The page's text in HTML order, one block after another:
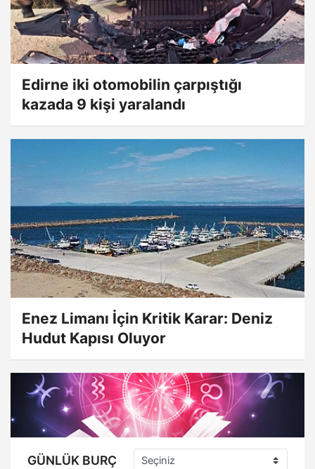
Edirne iki otomobilin çarpıştığı
kazada 9 kişi yaralandı
Enez Limanı İçin Kritik Karar: Deniz
Hudut Kapısı Oluyor
GÜNLÜK BURÇ